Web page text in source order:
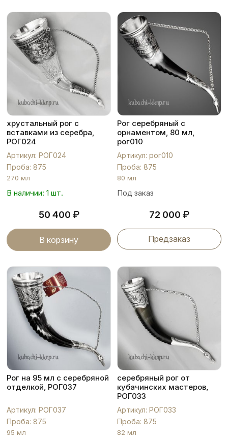
хрустальный рог с
вставками из серебра,
РОГ024
Артикул: РОГ024
Проба: 875
270 мл
В наличии: 1 шт.
50 400 ₽
В корзину
Рог серебряный с
орнаментом, 80 мл,
рог010
Артикул: рог010
Проба: 875
80 мл
Под заказ
72 000 ₽
Предзаказ
Рог на 95 мл с серебряной
отделкой, РОГ037
Артикул: РОГ037
Проба: 875
95 мл
серебряный рог от
кубачинских мастеров,
РОГ033
Артикул: РОГ033
Проба: 875
82 мл